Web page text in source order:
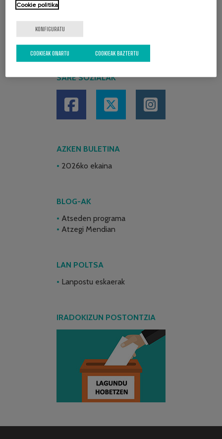
SARE SOZIALAK
AZKEN BULETINA
2026ko ekaina
BLOG-AK
Atseden programa
Atzegi Mendian
LAN POLTSA
Lanpostu eskaerak
IRADOKIZUN POSTONTZIA
Cookie politika
KONFIGURATU
COOKIEAK BAZTERTU
COOKIEAK ONARTU